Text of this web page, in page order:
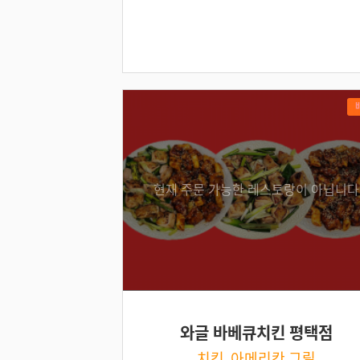
현재 주문 가능한 레스토랑이 아닙니다
와글 바베큐치킨 평택점